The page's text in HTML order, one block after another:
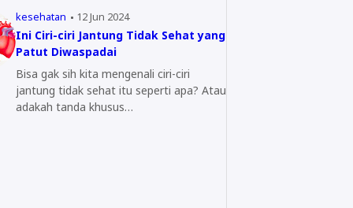
kesehatan 12 Jun 2024
Ini Ciri-ciri Jantung Tidak Sehat yang
Patut Diwaspadai
Bisa gak sih kita mengenali ciri-ciri
jantung tidak sehat itu seperti apa? Atau
adakah tanda khusus…